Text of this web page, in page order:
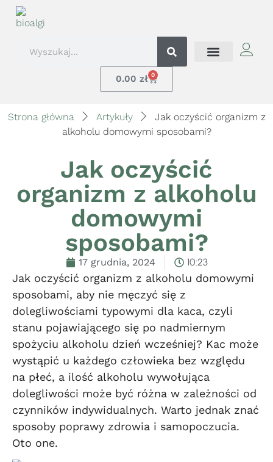
0.00 zł 0
Strona główna Artykuły
Jak oczyścić organizm z
alkoholu domowymi sposobami?
Jak oczyścić
organizm z alkoholu
domowymi
sposobami?
17 grudnia, 2024 10:23
Jak oczyścić organizm z alkoholu domowymi
sposobami, aby nie męczyć się z
dolegliwościami typowymi dla kaca, czyli
stanu pojawiającego się po nadmiernym
spożyciu alkoholu dzień wcześniej? Kac może
wystąpić u każdego człowieka bez względu
na płeć, a ilość alkoholu wywołująca
dolegliwości może być różna w zależności od
czynników indywidualnych. Warto jednak znać
sposoby poprawy zdrowia i samopoczucia.
Oto one.